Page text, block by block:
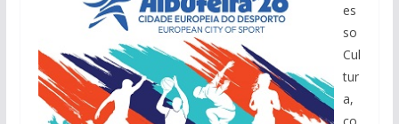
es
so
Cul
tur
a,